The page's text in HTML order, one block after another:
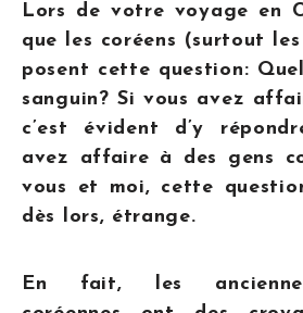
Lors de votre voyage en
que les coréens (surtout
posent cette question:
sanguin? Si vous avez
c’est évident d’y
avez affaire à des gens
vous et moi, cette
dès lors, étrange.
En fait, les